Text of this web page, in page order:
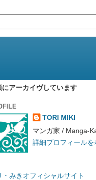
アーカイヴしています
TORI MIKI
マンガ家 / Manga-
詳細プロフィールを
・みきオフィシャルサイト